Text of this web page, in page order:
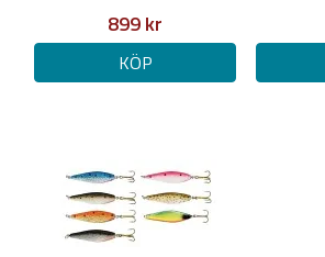
899 kr
KÖP